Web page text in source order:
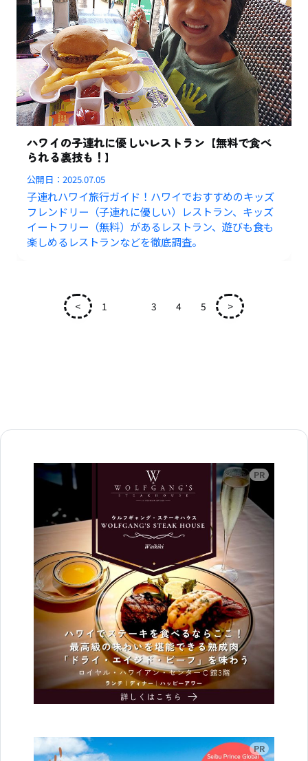
ハワイの子連れに優しいレストラン【無料で食べ
られる裏技も！】
公開日：2025.07.05
子連れハワイ旅行ガイド！ハワイでおすすめのキッズ
フレンドリー（子連れに優しい）レストラン、キッズ
イートフリー（無料）があるレストラン、遊びも食も
楽しめるレストランなどを徹底調査。
< 1 3 4 5 >
広告
広告